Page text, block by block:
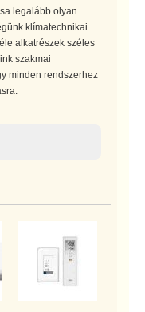
legalább olyan
klímatechnikai
alkatrészek széles
szakmai
minden rendszerhez